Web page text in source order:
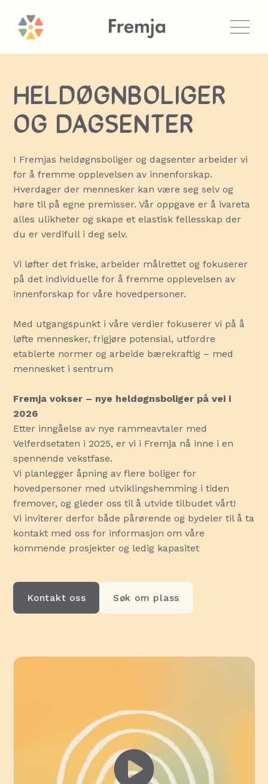
HELDØGNBOLIGER
OG DAGSENTER
I Fremjas heldøgnsboliger og dagsenter arbeider vi
for å fremme opplevelsen av innenforskap.
Hverdager der mennesker kan være seg selv og
høre til på egne premisser. Vår oppgave er å ivareta
alles ulikheter og skape et elastisk fellesskap der
du er verdifull i deg selv.
Vi løfter det friske, arbeider målrettet og fokuserer
på det individuelle for å fremme opplevelsen av
innenforskap for våre hovedpersoner.
Med utgangspunkt i våre verdier fokuserer vi på å
løfte mennesker, frigjøre potensial, utfordre
etablerte normer og arbeide bærekraftig – med
mennesket i sentrum
Fremja vokser – nye heldøgnsboliger på vei i
2026
Etter inngåelse av nye rammeavtaler med
Velferdsetaten i 2025, er vi i Fremja nå inne i en
spennende vekstfase.
Vi planlegger åpning av flere boliger for
hovedpersoner med utviklingshemming i tiden
fremover, og gleder oss til å utvide tilbudet vårt!
Vi inviterer derfor både pårørende og bydeler til å ta
kontakt med oss for informasjon om våre
kommende prosjekter og ledig kapasitet
Kontakt oss Søk om plass